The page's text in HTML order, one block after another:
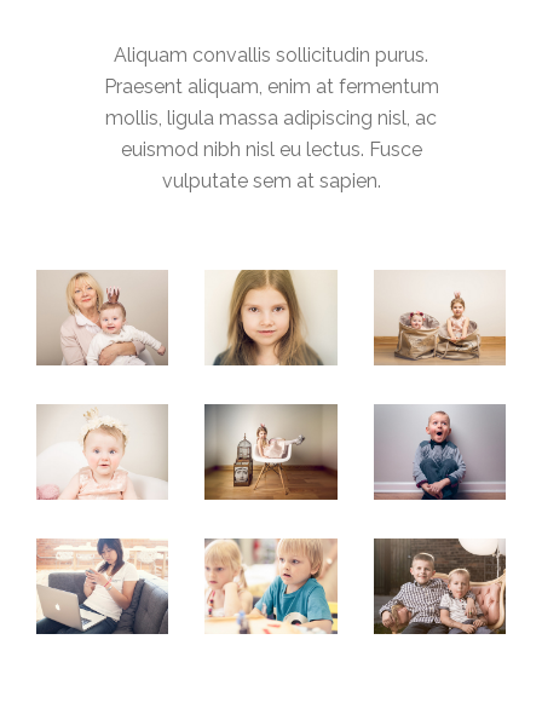
Aliquam convallis sollicitudin purus.
Praesent aliquam, enim at fermentum
mollis, ligula massa adipiscing nisl, ac
euismod nibh nisl eu lectus. Fusce
vulputate sem at sapien.
ALIQUAM
CONVALLIS
ALIQUAM
CONVALLIS
ALIQUAM
CONVALLIS
ALIQUAM
CONVALLIS
ALIQUAM
CONVALLIS
ALIQUAM
CONVALLIS
ALIQUAM
CONVALLIS
ALIQUAM
CONVALLIS
ALIQUAM
CONVALLIS